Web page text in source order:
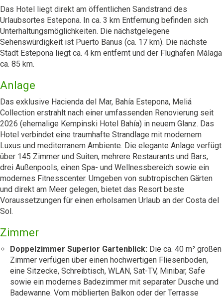
Das Hotel liegt direkt am öffentlichen Sandstrand des
Urlaubsortes Estepona. In ca. 3 km Entfernung befinden sich
Unterhaltungsmöglichkeiten. Die nächstgelegene
Sehenswürdigkeit ist Puerto Banus (ca. 17 km). Die nächste
Stadt Estepona liegt ca. 4 km entfernt und der Flughafen Málaga
ca. 85 km.
Anlage
Das exklusive Hacienda del Mar, Bahía Estepona, Meliá
Collection erstrahlt nach einer umfassenden Renovierung seit
2026 (ehemalige Kempinski Hotel Bahía) in neuem Glanz. Das
Hotel verbindet eine traumhafte Strandlage mit modernem
Luxus und mediterranem Ambiente. Die elegante Anlage verfügt
über 145 Zimmer und Suiten, mehrere Restaurants und Bars,
drei Außenpools, einen Spa- und Wellnessbereich sowie ein
modernes Fitnesscenter. Umgeben von subtropischen Gärten
und direkt am Meer gelegen, bietet das Resort beste
Voraussetzungen für einen erholsamen Urlaub an der Costa del
Sol.
Zimmer
Doppelzimmer Superior Gartenblick: Die ca. 40 m² großen
Zimmer verfügen über einen hochwertigen Fliesenboden,
eine Sitzecke, Schreibtisch, WLAN, Sat-TV, Minibar, Safe
sowie ein modernes Badezimmer mit separater Dusche und
Badewanne. Vom möblierten Balkon oder der Terrasse